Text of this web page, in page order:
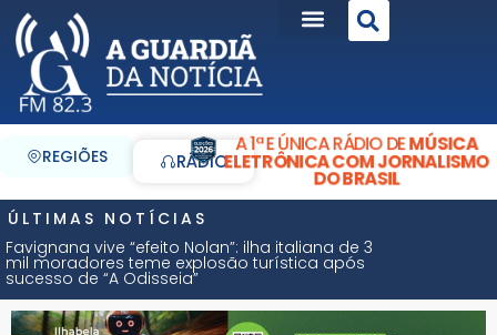
REGIÕES RÁDIO
A 1ª E ÚNICA RÁDIO DEMÚSICA
ELETRÔNICA COM JORNALISMO
DO BRASIL
ÚLTIMAS NOTÍCIAS
Favignana vive “efeito Nolan”: ilha italiana de 3
mil moradores teme explosão turística após
sucesso de “A Odisseia”